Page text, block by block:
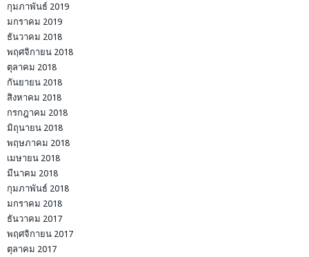
กุมภาพันธ์ 2019
มกราคม 2019
ธันวาคม 2018
พฤศจิกายน 2018
ตุลาคม 2018
กันยายน 2018
สิงหาคม 2018
กรกฎาคม 2018
มิถุนายน 2018
พฤษภาคม 2018
เมษายน 2018
มีนาคม 2018
กุมภาพันธ์ 2018
มกราคม 2018
ธันวาคม 2017
พฤศจิกายน 2017
ตุลาคม 2017